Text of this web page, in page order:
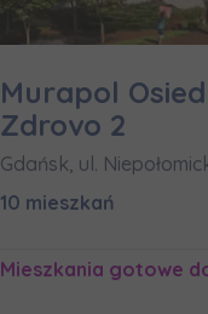
Murapol
Zdrovo 2
Gdańsk, ul.
10 mieszkań
Mieszkania gotowe